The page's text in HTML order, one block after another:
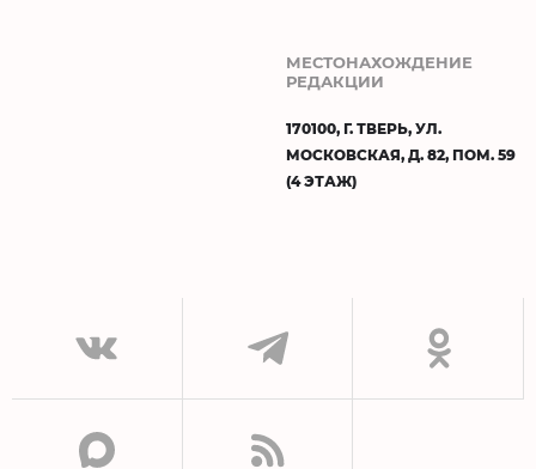
МЕСТОНАХОЖДЕНИЕ
РЕДАКЦИИ
170100, Г. ТВЕРЬ, УЛ.
МОСКОВСКАЯ, Д. 82, ПОМ. 59
(4 ЭТАЖ)